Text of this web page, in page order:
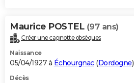
Maurice POSTEL (97 ans)
Créer une cagnotte obsèques
Naissance
05/04/1927 à Échourgnac(Dordogne)
Décès